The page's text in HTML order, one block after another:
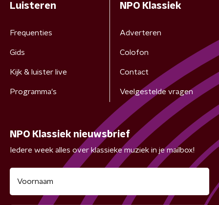
Luisteren
Frequenties
Gids
Kijk & luister live
Programma's
NPO Klassiek
Adverteren
Colofon
Contact
Veelgestelde vragen
NPO Klassiek nieuwsbrief
Iedere week alles over klassieke muziek in je mailbox!